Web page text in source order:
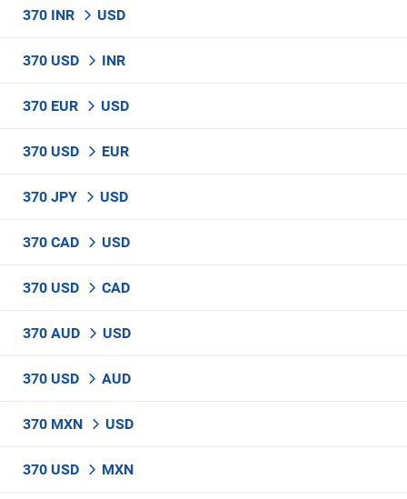
370 INR USD
370 USD INR
370 EUR USD
370 USD EUR
370 JPY USD
370 CAD USD
370 USD CAD
370 AUD USD
370 USD AUD
370 MXN USD
370 USD MXN